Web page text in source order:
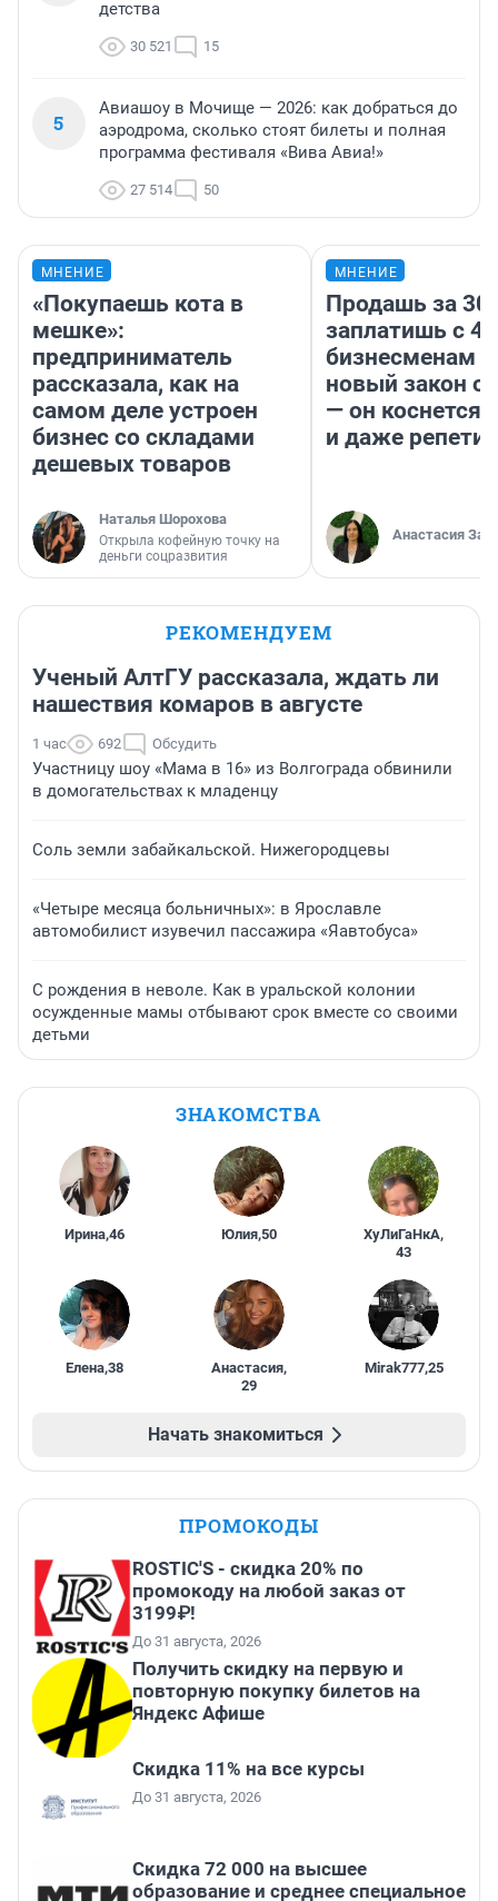
детства
30 521 15
5
Авиашоу в Мочище — 2026: как добраться до
аэродрома, сколько стоят билеты и полная
программа фестиваля «Вива Авиа!»
27 514 50
МНЕНИЕ
«Покупаешь кота в
мешке»:
предприниматель
рассказала, как на
самом деле устроен
бизнес со складами
дешевых товаров
Наталья Шорохова
Открыла кофейную точку на
деньги соцразвития
МНЕНИЕ
Продашь за
заплатишь с
бизнесменам
новый закон о
— он коснется
и даже
Анастасия
РЕКОМЕНДУЕМ
Ученый АлтГУ рассказала, ждать ли
нашествия комаров в августе
1 час 692 Обсудить
Участницу шоу «Мама в 16» из Волгограда обвинили
в домогательствах к младенцу
Соль земли забайкальской. Нижегородцевы
«Четыре месяца больничных»: в Ярославле
автомобилист изувечил пассажира «Яавтобуса»
С рождения в неволе. Как в уральской колонии
осужденные мамы отбывают срок вместе со своими
детьми
ЗНАКОМСТВА
Ирина,46 Юлия,50 ХуЛиГаНкА,
43
Елена,38 Анастасия,
29
Mirak777,25
Начать знакомиться
ПРОМОКОДЫ
ROSTIC'S - скидка 20% по
промокоду на любой заказ от
3199₽!
До 31 августа, 2026
Получить скидку на первую и
повторную покупку билетов на
Яндекс Афише
Скидка 11% на все курсы
До 31 августа, 2026
Скидка 72 000 на высшее
образование и среднее специальное